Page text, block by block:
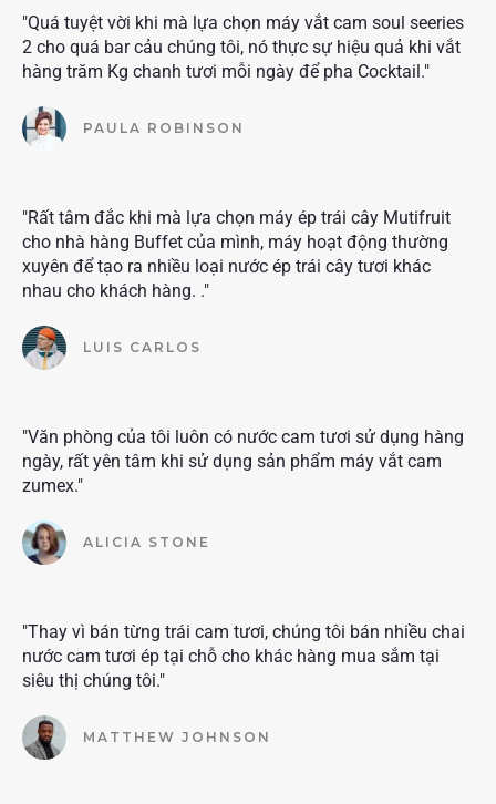
"Quá tuyệt vời khi mà lựa chọn máy vắt cam soul seeries
2 cho quá bar cảu chúng tôi, nó thực sự hiệu quả khi vắt
hàng trăm Kg chanh tươi mỗi ngày để pha Cocktail."
PAULA ROBINSON
"Rất tâm đắc khi mà lựa chọn máy ép trái cây Mutifruit
cho nhà hàng Buffet của mình, máy hoạt động thường
xuyên để tạo ra nhiều loại nước ép trái cây tươi khác
nhau cho khách hàng. ."
LUIS CARLOS
"Văn phòng của tôi luôn có nước cam tươi sử dụng hàng
ngày, rất yên tâm khi sử dụng sản phẩm máy vắt cam
zumex."
ALICIA STONE
"Thay vì bán từng trái cam tươi, chúng tôi bán nhiều chai
nước cam tươi ép tại chỗ cho khác hàng mua sắm tại
siêu thị chúng tôi."
MATTHEW JOHNSON